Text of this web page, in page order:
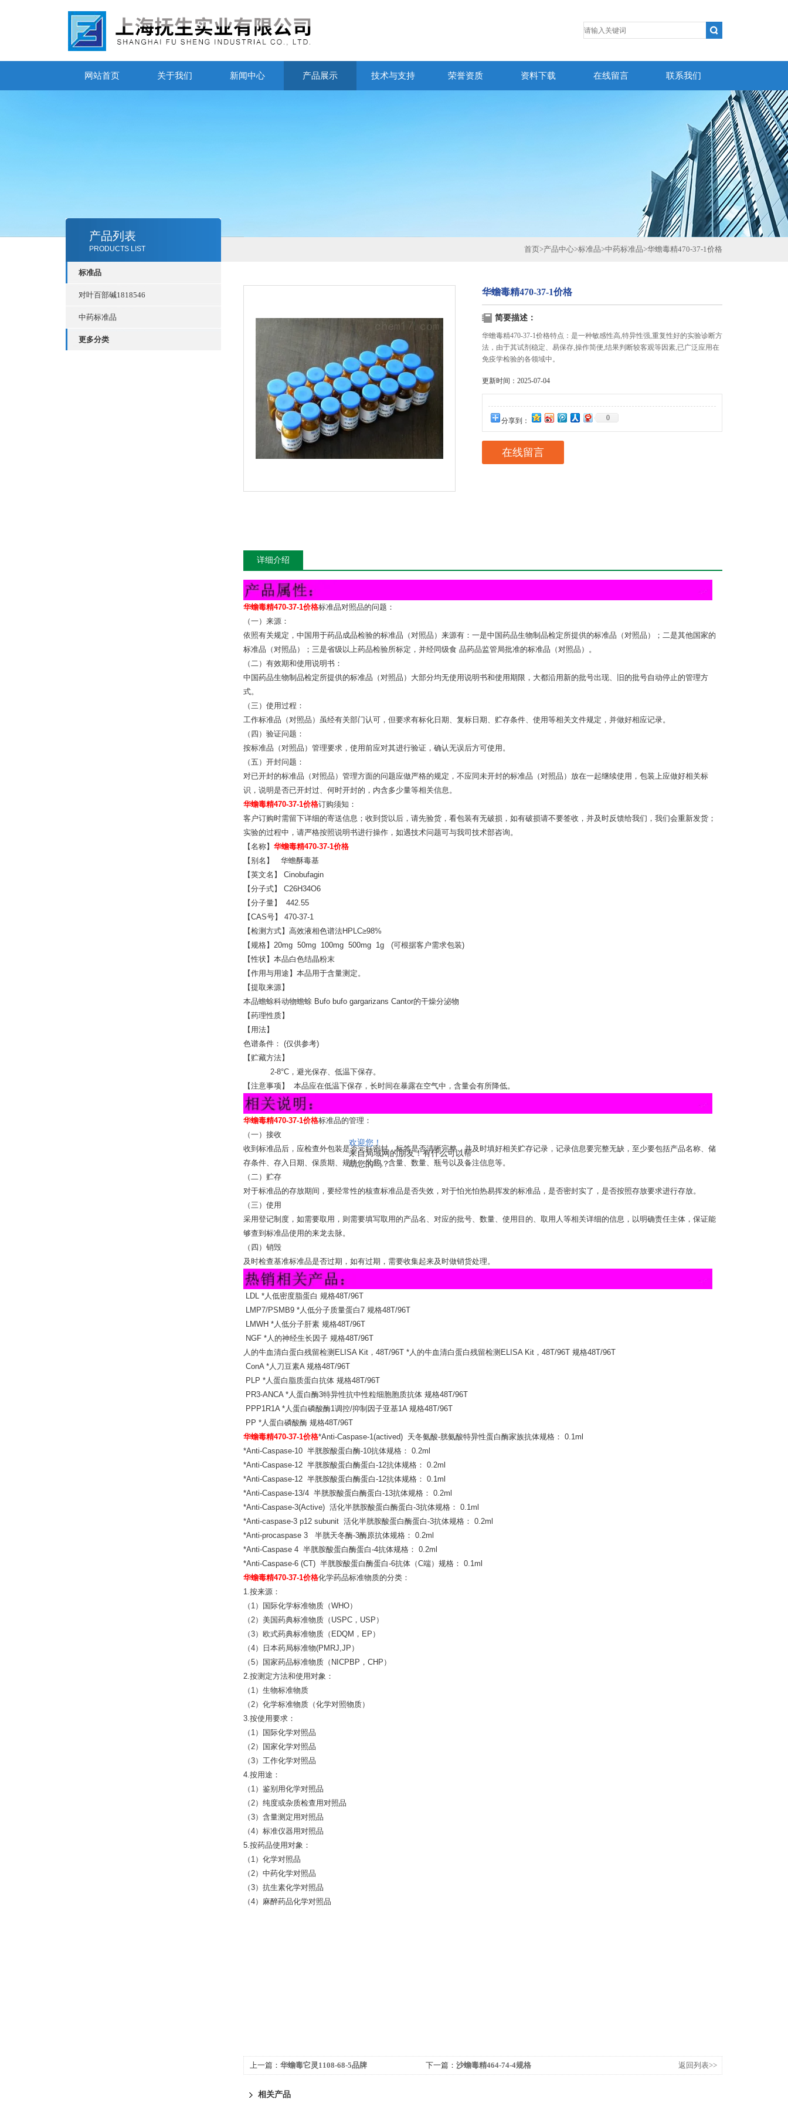
欢迎您！
来自局域网的朋友！有什么可以帮
助您的吗？
网站首页 关于我们 新闻中心 产品展示 技术与支持 荣誉资质 资料下载 在线留言 联系我们
产品列表
PRODUCTS LIST
标准品
对叶百部碱1818546
中药标准品
更多分类
首页>产品中心>标准品>中药标准品>华蟾毒精470-37-1价格
华蟾毒精470-37-1价格
简要描述：
华蟾毒精470-37-1价格特点：是一种敏感性高,特异性强,重复性好的实验诊断方
法，由于其试剂稳定、易保存,操作简便,结果判断较客观等因素,已广泛应用在
免疫学检验的各领域中。
更新时间：2025-07-04
分享到： 0
在线留言
详细介绍
华蟾毒精470-37-1价格标准品对照品的问题：
（一）来源：
依照有关规定，中国用于药品成品检验的标准品（对照品）来源有：一是中国药品生物制品检定所提供的标准品（对照品）；二是其他国家的
标准品（对照品）；三是省级以上药品检验所标定，并经同级食 品药品监管局批准的标准品（对照品）。
（二）有效期和使用说明书：
中国药品生物制品检定所提供的标准品（对照品）大部分均无使用说明书和使用期限，大都沿用新的批号出现、旧的批号自动停止的管理方
式。
（三）使用过程：
工作标准品（对照品）虽经有关部门认可，但要求有标化日期、复标日期、贮存条件、使用等相关文件规定，并做好相应记录。
（四）验证问题：
按标准品（对照品）管理要求，使用前应对其进行验证，确认无误后方可使用。
（五）开封问题：
对已开封的标准品（对照品）管理方面的问题应做严格的规定，不应同未开封的标准品（对照品）放在一起继续使用，包装上应做好相关标
识，说明是否已开封过、何时开封的，内含多少量等相关信息。
华蟾毒精470-37-1价格订购须知：
客户订购时需留下详细的寄送信息；收到货以后，请先验货，看包装有无破损，如有破损请不要签收，并及时反馈给我们，我们会重新发货；
实验的过程中，请严格按照说明书进行操作，如遇技术问题可与我司技术部咨询。
【名称】 华蟾毒精470-37-1价格
【别名】 华蟾酥毒基
【英文名】 Cinobufagin
【分子式】 C26H34O6
【分子量】 442.55
【CAS号】 470-37-1
【检测方式】高效液相色谱法HPLC≥98%
【规格】20mg 50mg 100mg 500mg 1g (可根据客户需求包装)
【性状】本品白色结晶粉末
【作用与用途】本品用于含量测定。
【提取来源】
本品蟾蜍科动物蟾蜍 Bufo bufo gargarizans Cantor的干燥分泌物
【药理性质】
【用法】
色谱条件： (仅供参考)
【贮藏方法】
2-8°C，避光保存、低温下保存。
【注意事项】 本品应在低温下保存，长时间在暴露在空气中，含量会有所降低。
华蟾毒精470-37-1价格标准品的管理：
（一）接收
收到标准品后，应检查外包装是否完好密封，标签是否清晰完整，并及时填好相关贮存记录，记录信息要完整无缺，至少要包括产品名称、储
存条件、存入日期、保质期、规格、批号、含量、数量、瓶号以及备注信息等。
（二）贮存
对于标准品的存放期间，要经常性的核查标准品是否失效，对于怕光怕热易挥发的标准品，是否密封实了，是否按照存放要求进行存放。
（三）使用
采用登记制度，如需要取用，则需要填写取用的产品名、对应的批号、数量、使用目的、取用人等相关详细的信息，以明确责任主体，保证能
够查到标准品使用的来龙去脉。
（四）销毁
及时检查基准标准品是否过期，如有过期，需要收集起来及时做销货处理。
LDL *人低密度脂蛋白 规格48T/96T
LMP7/PSMB9 *人低分子质量蛋白7 规格48T/96T
LMWH *人低分子肝素 规格48T/96T
NGF *人的神经生长因子 规格48T/96T
人的牛血清白蛋白残留检测ELISA Kit，48T/96T *人的牛血清白蛋白残留检测ELISA Kit，48T/96T 规格48T/96T
ConA *人刀豆素A 规格48T/96T
PLP *人蛋白脂质蛋白抗体 规格48T/96T
PR3-ANCA *人蛋白酶3特异性抗中性粒细胞胞质抗体 规格48T/96T
PPP1R1A *人蛋白磷酸酶1调控/抑制因子亚基1A 规格48T/96T
PP *人蛋白磷酸酶 规格48T/96T
华蟾毒精470-37-1价格*Anti-Caspase-1(actived) 天冬氨酸-胱氨酸特异性蛋白酶家族抗体规格： 0.1ml
*Anti-Caspase-10 半胱胺酸蛋白酶-10抗体规格： 0.2ml
*Anti-Caspase-12 半胱胺酸蛋白酶蛋白-12抗体规格： 0.2ml
*Anti-Caspase-12 半胱胺酸蛋白酶蛋白-12抗体规格： 0.1ml
*Anti-Caspase-13/4 半胱胺酸蛋白酶蛋白-13抗体规格： 0.2ml
*Anti-Caspase-3(Active) 活化半胱胺酸蛋白酶蛋白-3抗体规格： 0.1ml
*Anti-caspase-3 p12 subunit 活化半胱胺酸蛋白酶蛋白-3抗体规格： 0.2ml
*Anti-procaspase 3 半胱天冬酶-3酶原抗体规格： 0.2ml
*Anti-Caspase 4 半胱胺酸蛋白酶蛋白-4抗体规格： 0.2ml
*Anti-Caspase-6 (CT) 半胱胺酸蛋白酶蛋白-6抗体（C端）规格： 0.1ml
华蟾毒精470-37-1价格化学药品标准物质的分类：
1.按来源：
（1）国际化学标准物质（WHO）
（2）美国药典标准物质（USPC，USP）
（3）欧式药典标准物质（EDQM，EP）
（4）日本药局标准物(PMRJ,JP）
（5）国家药品标准物质（NICPBP，CHP）
2.按测定方法和使用对象：
（1）生物标准物质
（2）化学标准物质（化学对照物质）
3.按使用要求：
（1）国际化学对照品
（2）国家化学对照品
（3）工作化学对照品
4.按用途：
（1）鉴别用化学对照品
（2）纯度或杂质检查用对照品
（3）含量测定用对照品
（4）标准仪器用对照品
5.按药品使用对象：
（1）化学对照品
（2）中药化学对照品
（3）抗生素化学对照品
（4）麻醉药品化学对照品
上一篇： 华蟾毒它灵1108-68-5品牌 下一篇： 沙蟾毒精464-74-4规格 返回列表>>
相关产品